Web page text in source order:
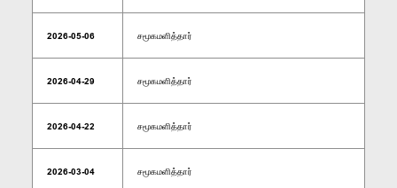
2026-05-06 சமூகமளித்தார்
2026-04-29 சமூகமளித்தார்
2026-04-22 சமூகமளித்தார்
2026-03-04 சமூகமளித்தார்